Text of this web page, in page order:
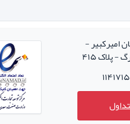
امیرکبیر -
۴۱۵